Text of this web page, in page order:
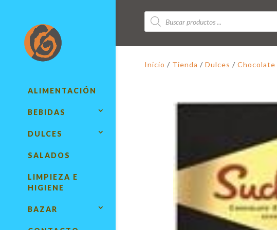
ALIMENTACIÓN
BEBIDAS
DULCES
SALADOS
LIMPIEZA E
HIGIENE
BAZAR
Búsqueda
de
productos
Inicio / Tienda / Dulces / Chocolate